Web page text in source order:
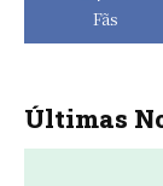
Fãs
Últimas